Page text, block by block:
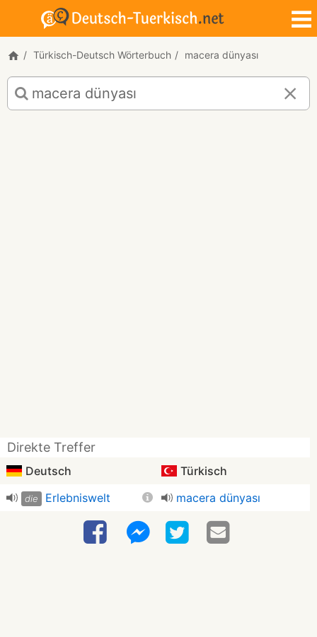
Türkisch-Deutsch Wörterbuch macera dünyası
Türkisch-
Deutsch
Übersetzung
Direkte Treffer
Deutsch Türkisch
die Erlebniswelt macera dünyası